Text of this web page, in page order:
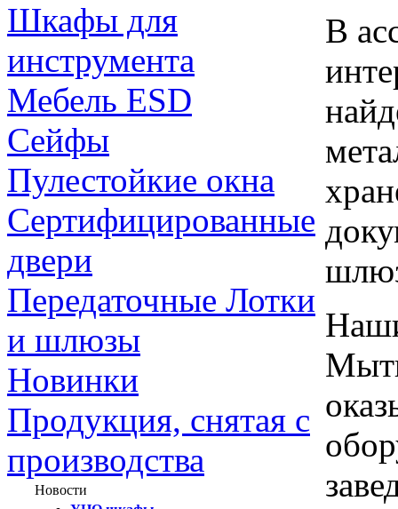
Шкафы для
инструмента
Мебель ESD
Сейфы
Пулестойкие окна
Сертифицированные
двери
Передаточные Лотки
и шлюзы
Новинки
Продукция, снятая с
производства
Новости
В